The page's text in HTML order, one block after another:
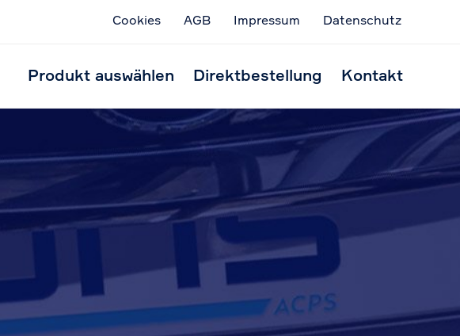
Cookies AGB Impressum Datenschutz
Produkt auswählen Direktbestellung Kontakt